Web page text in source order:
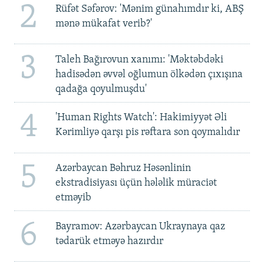
2
Rüfət Səfərov: 'Mənim günahımdır ki, ABŞ
mənə mükafat verib?'
3
Taleh Bağırovun xanımı: 'Məktəbdəki
hadisədən əvvəl oğlumun ölkədən çıxışına
qadağa qoyulmuşdu'
4
'Human Rights Watch': Hakimiyyət Əli
Kərimliyə qarşı pis rəftara son qoymalıdır
5
Azərbaycan Bəhruz Həsənlinin
ekstradisiyası üçün hələlik müraciət
etməyib
6
Bayramov: Azərbaycan Ukraynaya qaz
tədarük etməyə hazırdır